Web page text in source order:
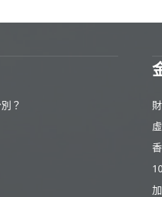
？